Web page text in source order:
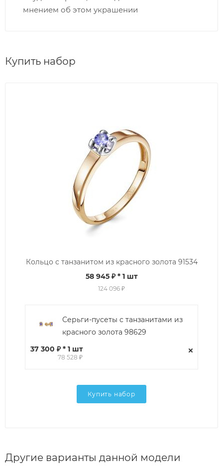
мнением об этом украшении
Купить набор
Кольцо с танзанитом из красного золота 91534
58 945 ₽ * 1 шт
124 096 ₽
Серьги-пусеты с танзанитами из
красного золота 98629
37 300 ₽ * 1 шт
78 528 ₽
Купить набор
Другие варианты данной модели